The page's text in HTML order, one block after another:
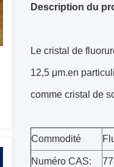
Description du
Le cristal de
12,5 μm.en
comme cristal de
Commodité
Numéro CAS: